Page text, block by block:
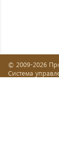
© 2009-2026
Система